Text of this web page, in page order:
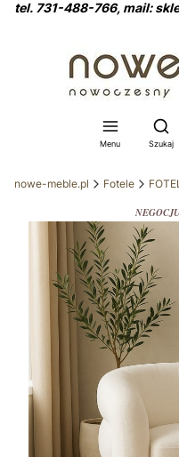
tel. 731-488-766, mail:
Menu Szukaj
nowe-meble.pl Fotele